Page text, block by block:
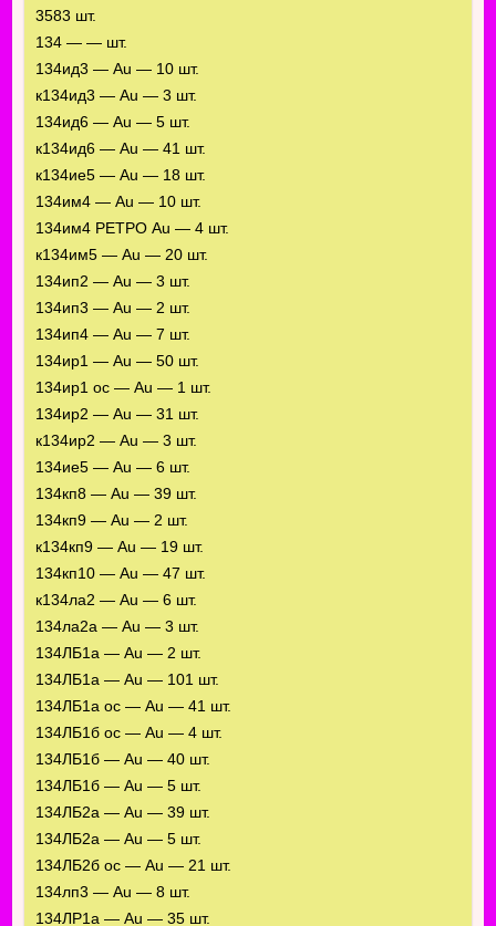
3583 шт.
134 — — шт.
134ид3 — Au — 10 шт.
к134ид3 — Au — 3 шт.
134ид6 — Au — 5 шт.
к134ид6 — Au — 41 шт.
к134ие5 — Au — 18 шт.
134им4 — Au — 10 шт.
134им4 РЕТРО Au — 4 шт.
к134им5 — Au — 20 шт.
134ип2 — Au — 3 шт.
134ип3 — Au — 2 шт.
134ип4 — Au — 7 шт.
134ир1 — Au — 50 шт.
134ир1 ос — Au — 1 шт.
134ир2 — Au — 31 шт.
к134ир2 — Au — 3 шт.
134ие5 — Au — 6 шт.
134кп8 — Au — 39 шт.
134кп9 — Au — 2 шт.
к134кп9 — Au — 19 шт.
134кп10 — Au — 47 шт.
к134ла2 — Au — 6 шт.
134ла2а — Au — 3 шт.
134ЛБ1а — Au — 2 шт.
134ЛБ1а — Au — 101 шт.
134ЛБ1а ос — Au — 41 шт.
134ЛБ1б ос — Au — 4 шт.
134ЛБ1б — Au — 40 шт.
134ЛБ1б — Au — 5 шт.
134ЛБ2а — Au — 39 шт.
134ЛБ2а — Au — 5 шт.
134ЛБ2б ос — Au — 21 шт.
134лп3 — Au — 8 шт.
134ЛР1а — Au — 35 шт.